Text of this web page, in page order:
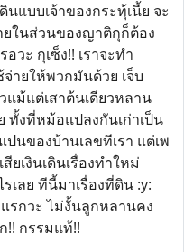
แบบเจ้าของกระทุ้เนี้ย จะ
ยในส่วนของญาติกุก็ต้อง
วะ กุเซ็ง!! เราจะทำ
ายให้พวกมันด้วย เจ็บ
ม้แต่เสาต้นเดียวหลาน
ทั้งที่หม้อแปลงกันเก่าเป็น
ปนของบ้านเลขทีเรา แต่เพ
ยเงินเดินเรื่องทำใหม่
เลย ทีนี้มาเรื่องที่ดิน :y:
รกวะ ไม่งั้นลูกหลานคง
กรรมแท้!!